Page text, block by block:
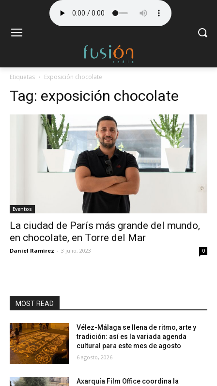
Etiquetas Exposición chocolate
Tag: exposición chocolate
Eventos
La ciudad de París más grande del mundo,
en chocolate, en Torre del Mar
Daniel Ramírez - 3 julio, 2023 0
MOST READ
Vélez-Málaga se llena de ritmo, arte y
tradición: así es la variada agenda
cultural para este mes de agosto
6 agosto, 2026
Axarquía Film Office coordina la